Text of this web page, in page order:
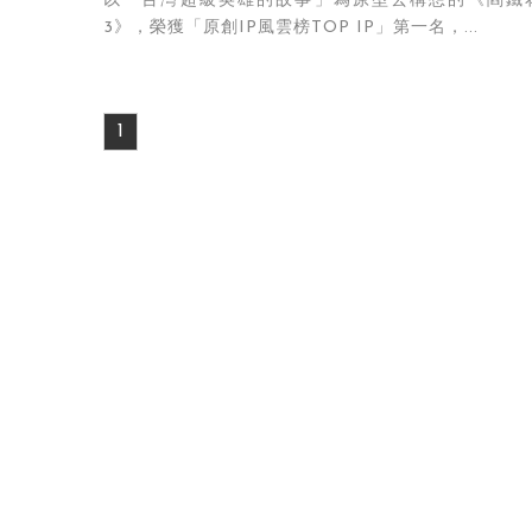
3》，榮獲「原創IP風雲榜TOP IP」第一名，...
1